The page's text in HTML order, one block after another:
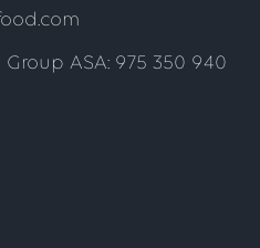
Group ASA: 975 350 940